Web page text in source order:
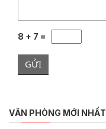
8 + 7 =
GỬI
VĂN PHÒNG MỚI NHẤT